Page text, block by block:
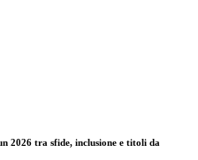
2026 tra sfide, inclusione e titoli da